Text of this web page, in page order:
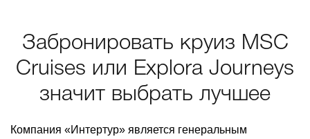
Забронировать круиз MSC
Cruises или Explora Journeys
значит выбрать лучшее
Компания «Интертур» является генеральным